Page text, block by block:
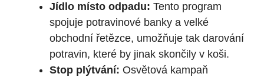
Jídlo místo odpadu: Tento program
spojuje potravinové banky a​ velké
obchodní řetězce, umožňuje tak darování⁤
potravin, které by jinak skončily v koši.
Stop ⁤plýtvání: Osvětová kampaň